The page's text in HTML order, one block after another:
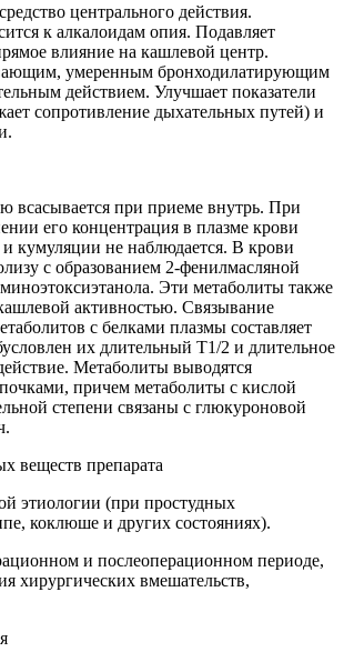
центрального действия.
к алкалоидам опия. Подавляет
влияние на кашлевой центр.
умеренным бронходилатирующим
действием. Улучшает показатели
сопротивление дыхательных путей) и
всасывается при приеме внутрь. При
его концентрация в плазме крови
и кумуляции не наблюдается. В крови
с образованием 2-фенилмасляной
Эти метаболиты также
активностью. Связывание
с белками плазмы составляет
их длительный T1/2 и длительное
Метаболиты выводятся
причем метаболиты с кислой
степени связаны с глюкуроновой
веществ препарата
этиологии (при простудных
коклюше и других состояниях).
и послеоперационном периоде,
хирургических вмешательств,